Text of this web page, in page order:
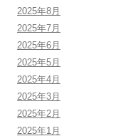
2025年8月
2025年7月
2025年6月
2025年5月
2025年4月
2025年3月
2025年2月
2025年1月